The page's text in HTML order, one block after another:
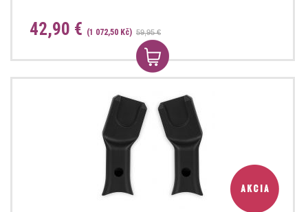
42,90 € (1 072,50 Kč) 59,95 €